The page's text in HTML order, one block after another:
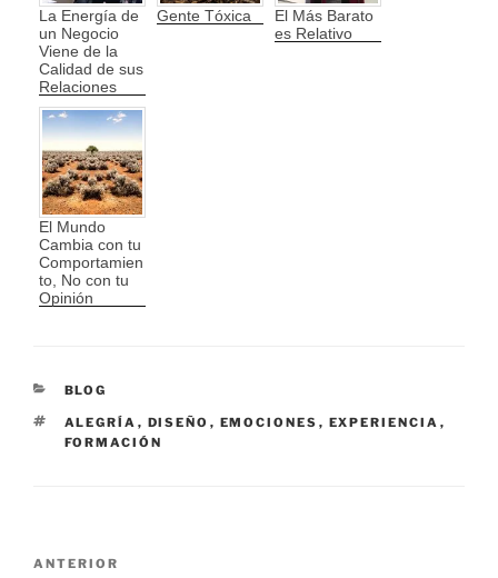
La Energía de
un Negocio
Viene de la
Calidad de sus
Relaciones
Gente Tóxica
El Más Barato
es Relativo
El Mundo
Cambia con tu
Comportamien
to, No con tu
Opinión
CATEGORÍAS
BLOG
ETIQUETAS
ALEGRÍA , DISEÑO , EMOCIONES , EXPERIENCIA ,
FORMACIÓN
Navegación
Entrada
ANTERIOR